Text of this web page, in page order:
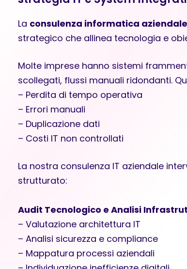
La consulenza informatica
strategico che allinea tecnologia e
Molte imprese hanno sistemi
scollegati, flussi manuali ridondanti.
– Perdita di tempo operativa
– Errori manuali
– Duplicazione dati
– Costi IT non controllati
La nostra consulenza IT aziendale
strutturato:
Audit Tecnologico e Analisi
– Valutazione architettura IT
– Analisi sicurezza e compliance
– Mappatura processi aziendali